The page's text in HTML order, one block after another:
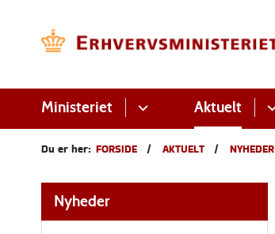
Ministeriet Aktuelt
Du er her: FORSIDE AKTUELT NYHEDER
Nyheder